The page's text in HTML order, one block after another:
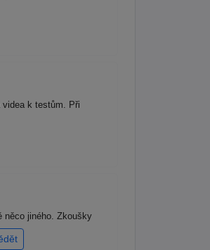
k testům. Při
něco jiného. Zkoušky